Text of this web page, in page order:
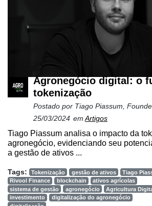
Agronegócio digital: o
tokenização
Postado por Tiago Piassum,
25/03/2024 em Artigos
Tiago Piassum analisa o impacto da
agronegócio, evidenciando seu
a gestão de ativos ...
Tags: Tokenização gestão de ativos
Tiago
Rivool Finance
blockchain
ativos agrícolas
sistema de gestão
agronegócio
Agricultura
investimento
digitalização do agronegócio